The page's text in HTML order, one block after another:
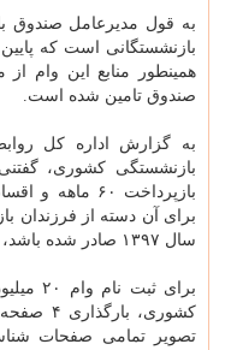
به قول مدیرعامل صندوق
بازنشستگانی است كه
همینطور منابع این وام
صندوق تامین شده است.
به گزارش اداره كل
برای آن دسته از فرزندان
سال ۱۳۹۷ صادر شده باشد، درنظر گرفته شده است.
برای
تصویر تمامی صفحات